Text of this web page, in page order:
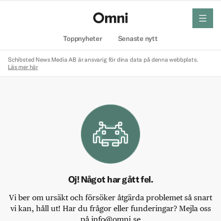
Toppnyheter Senaste nytt
meny
Schibsted News Media AB är ansvarig för dina data på denna webbplats.
Läs mer här
Oj! Något har gått fel.
Vi ber om ursäkt och försöker åtgärda problemet så snart
vi kan, håll ut! Har du frågor eller funderingar? Mejla oss